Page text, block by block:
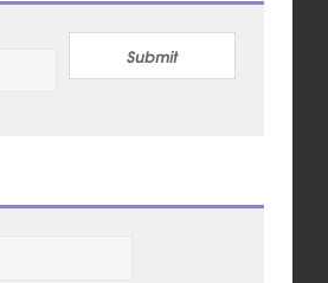
Submit